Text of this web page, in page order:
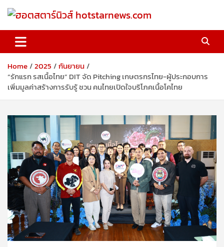
ฮอตสตาร์นิวส์ hotstarnews.com
Home 2025
กันยายน
“รักแรก รสเนื้อไทย” DIT จัด Pitching เกษตรกรไทย-ผู้ประกอบการ
เพิ่มมูลค่าสร้างการรับรู้ ชวน คนไทยเปิดใจบริโภคเนื้อโคไทย